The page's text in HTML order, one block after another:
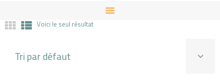
Voici le seul résultat